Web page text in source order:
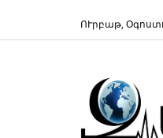
ՈՒրբաթ,